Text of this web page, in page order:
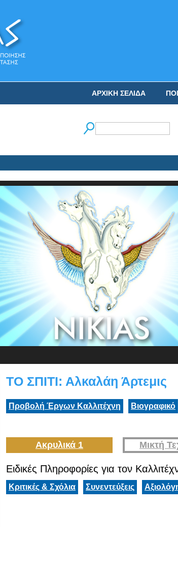
ΑΡΧΙΚΗ ΣΕΛΙΔΑ
ΤΟ ΣΠΙΤΙ: Αλκαλάη Άρτεμις
Προβολή Έργων Καλλιτέχνη Βιογραφικό
Ακρυλικά 1 Μικτή
Ειδικές Πληροφορίες για τον
Κριτικές & Σχόλια Συνεντεύξεις